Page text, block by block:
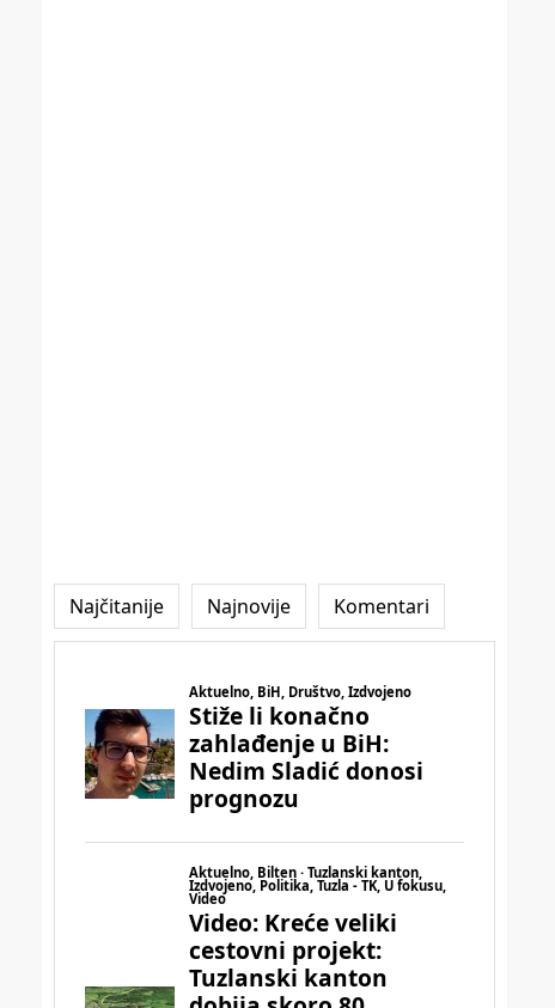
Najčitanije Najnovije Komentari